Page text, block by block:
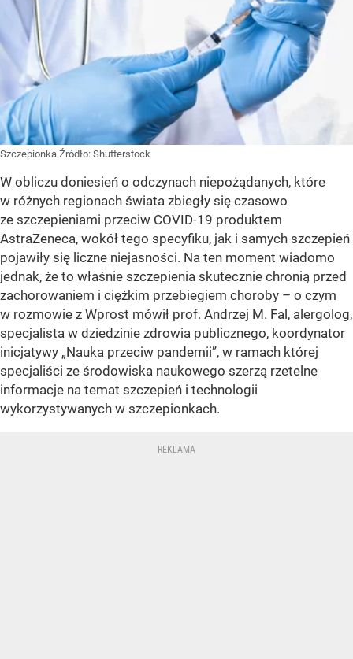
Szczepionka Źródło: Shutterstock
W obliczu doniesień o odczynach niepożądanych, które
w różnych regionach świata zbiegły się czasowo
ze szczepieniami przeciw COVID-19 produktem
AstraZeneca, wokół tego specyfiku, jak i samych szczepień
pojawiły się liczne niejasności. Na ten moment wiadomo
jednak, że to właśnie szczepienia skutecznie chronią przed
zachorowaniem i ciężkim przebiegiem choroby – o czym
w rozmowie z Wprost mówił prof. Andrzej M. Fal, alergolog,
specjalista w dziedzinie zdrowia publicznego, koordynator
inicjatywy „Nauka przeciw pandemii”, w ramach której
specjaliści ze środowiska naukowego szerzą rzetelne
informacje na temat szczepień i technologii
wykorzystywanych w szczepionkach.